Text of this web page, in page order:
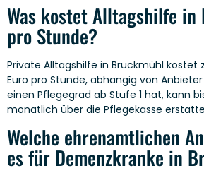
Was kostet Alltagshilfe in
pro Stunde?
Private Alltagshilfe in Bruckmühl kostet
Euro pro Stunde, abhängig von
einen Pflegegrad ab Stufe 1 hat, kann bis
monatlich über die Pflegekasse
Welche ehrenamtlichen
es für Demenzkranke in